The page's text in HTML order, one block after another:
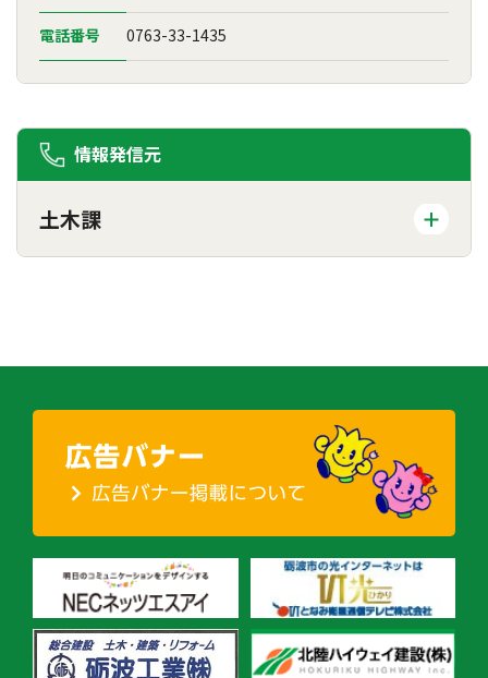
電話番号 0763-33-1435
情報発信元
土木課